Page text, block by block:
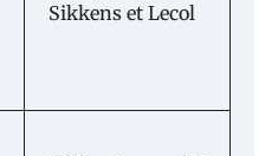
Sikkens et Lecol